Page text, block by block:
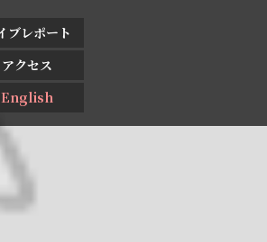
ブレポート
アクセス
English